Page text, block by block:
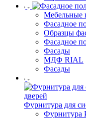
Мебельные
Фасадное
Образцы
Фасадное
Фасады
МДФ RIAL
Фасады
Фурнитура для
Фурнитура